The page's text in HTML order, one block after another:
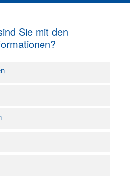
Sie mit den